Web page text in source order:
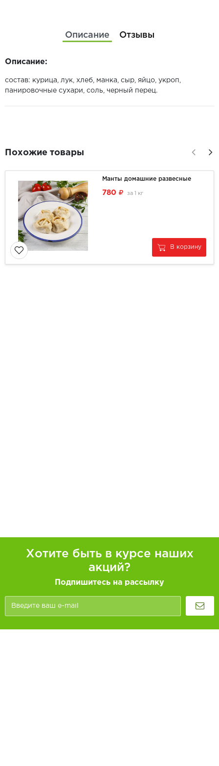
Описание Отзывы
Описание:
состав: курица, лук, хлеб, манка, сыр, яйцо, укроп,
панировочные сухари, соль, черный перец.
Похожие товары
Манты домашние развесные
780 за 1 кг
В корзину
Хотите быть в курсе наших
акций?
Подпишитесь на рассылку